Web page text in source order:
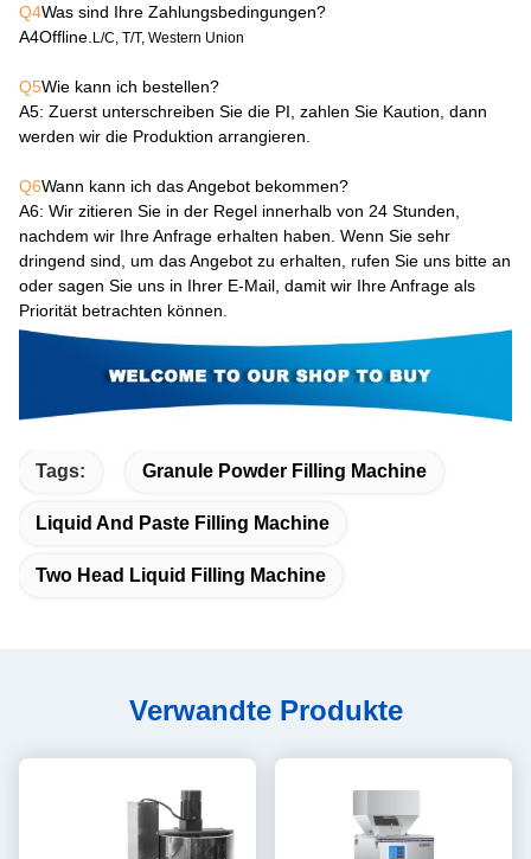
Q4Was sind Ihre Zahlungsbedingungen?
A4Offline. L/C, T/T, Western Union
Q5Wie kann ich bestellen?
A5: Zuerst unterschreiben Sie die PI, zahlen Sie Kaution, dann
werden wir die Produktion arrangieren.
Q6Wann kann ich das Angebot bekommen?
A6: Wir zitieren Sie in der Regel innerhalb von 24 Stunden,
nachdem wir Ihre Anfrage erhalten haben. Wenn Sie sehr
dringend sind, um das Angebot zu erhalten, rufen Sie uns bitte an
oder sagen Sie uns in Ihrer E-Mail, damit wir Ihre Anfrage als
Priorität betrachten können.
Tags: Granule Powder Filling Machine
Liquid And Paste Filling Machine
Two Head Liquid Filling Machine
Verwandte Produkte